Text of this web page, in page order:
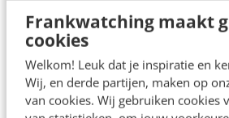
Frankwatching maakt
cookies
Welkom! Leuk dat je inspiratie en
Wij, en derde partijen, maken op
van cookies. Wij gebruiken cookies
hilarische plaatjes. Maak ook
(‘kijk eens hoe goed wij zijn!’),
community dat doen.
termijn, maak content die